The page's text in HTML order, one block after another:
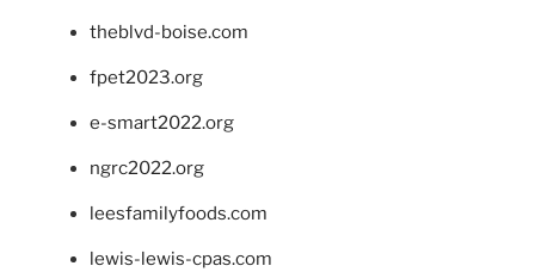
theblvd-boise.com
fpet2023.org
e-smart2022.org
ngrc2022.org
leesfamilyfoods.com
lewis-lewis-cpas.com